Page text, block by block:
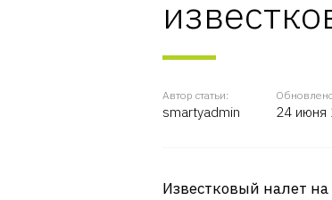
Автор статьи:
smartyadmin 24 июня
Известковый налет